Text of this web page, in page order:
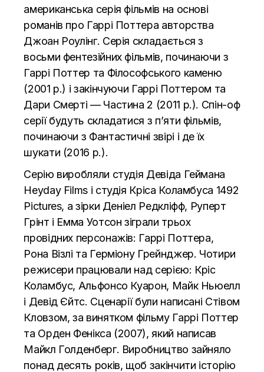
американська серія фільмів на основі
романів про Гаррі Поттера авторства
Джоан Роулінг. Серія складається з
восьми фентезійних фільмів, починаючи з
Гаррі Поттер та Філософського каменю
(2001 р.) і закінчуючи Гаррі Поттером та
Дари Смерті — Частина 2 (2011 р.). Спін-оф
серії будуть складатися з п’яти фільмів,
починаючи з Фантастичні звірі і де їх
шукати (2016 р.).
Серію виробляли студія Девіда Геймана
Heyday Films і студія Кріса Коламбуса 1492
Pictures, а зірки Деніел Редкліфф, Руперт
Грінт і Емма Уотсон зіграли трьох
провідних персонажів: Гаррі Поттера,
Рона Візлі та Герміону Грейнджер. Чотири
режисери працювали над серією: Кріс
Коламбус, Альфонсо Куарон, Майк Ньюелл
і Девід Єйтс. Сценарії були написані Стівом
Кловзом, за винятком фільму Гаррі Поттер
та Орден Фенікса (2007), який написав
Майкл Голденберг. Виробництво зайняло
понад десять років, щоб закінчити історію